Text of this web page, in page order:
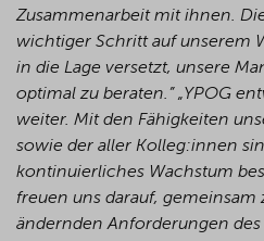
Zusammenarbeit mit ihnen.
wichtiger Schritt auf unserem
in die Lage versetzt, unsere
optimal zu beraten.” „YPOG
weiter. Mit den Fähigkeiten
sowie der aller Kolleg:innen
kontinuierliches Wachstum
freuen uns darauf,
ändernden Anforderungen